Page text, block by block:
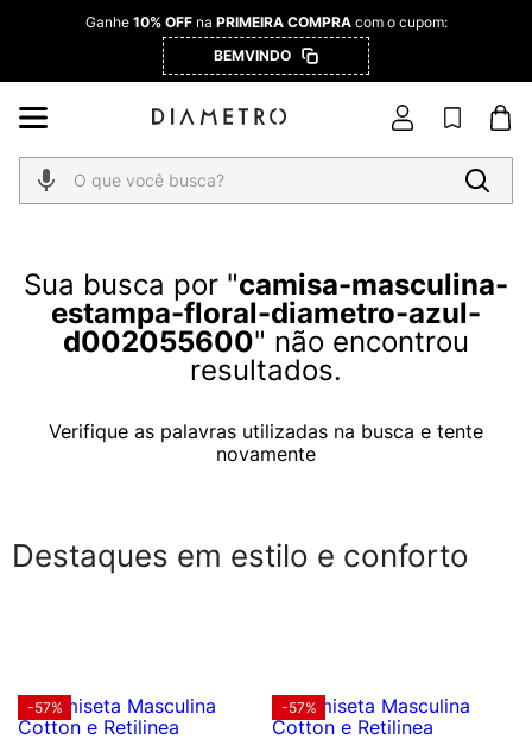
Ganhe 10% OFFna PRIMEIRA COMPRAcom o cupom:
BEMVINDO
O que você busca?
camisa-masculina-
estampa-floral-diametro-azul-
d002055600
Destaques em estilo e conforto
-57% -57%